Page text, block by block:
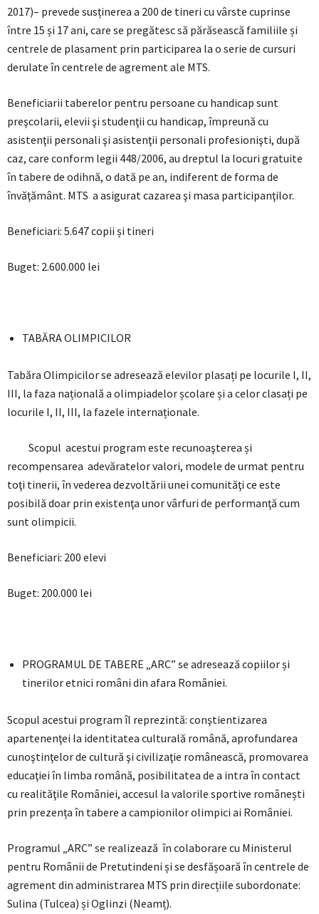
2017)– prevede susținerea a 200 de tineri cu vârste cuprinse
între 15 și 17 ani, care se pregătesc să părăsească familiile și
centrele de plasament prin participarea la o serie de cursuri
derulate în centrele de agrement ale MTS.
Beneficiarii taberelor pentru persoane cu handicap sunt
preşcolarii, elevii şi studenţii cu handicap, împreună cu
asistenţii personali şi asistenţii personali profesionişti, după
caz, care conform legii 448/2006, au dreptul la locuri gratuite
în tabere de odihnă, o dată pe an, indiferent de forma de
învăţământ. MTS a asigurat cazarea şi masa participanţilor.
Beneficiari: 5.647 copii și tineri
Buget: 2.600.000 lei
TABĂRA OLIMPICILOR
Tabăra Olimpicilor se adresează elevilor plasați pe locurile I, II,
III, la faza națională a olimpiadelor școlare și a celor clasați pe
locurile I, II, III, la fazele internaționale.
Scopul acestui program este recunoaşterea și
recompensarea adevăratelor valori, modele de urmat pentru
toţi tinerii, în vederea dezvoltării unei comunităţi ce este
posibilă doar prin existenţa unor vârfuri de performanţă cum
sunt olimpicii.
Beneficiari: 200 elevi
Buget: 200.000 lei
PROGRAMUL DE TABERE „ARC” se adresează copiilor și
tinerilor etnici români din afara României.
Scopul acestui program îl reprezintă: conştientizarea
apartenenţei la identitatea culturală română, aprofundarea
cunoştinţelor de cultură şi civilizaţie românească, promovarea
educaţiei în limba română, posibilitatea de a intra în contact
cu realităţile României, accesul la valorile sportive românești
prin prezența în tabere a campionilor olimpici ai României.
Programul „ARC” se realizează în colaborare cu Ministerul
pentru Românii de Pretutindeni și se desfășoară în centrele de
agrement din administrarea MTS prin direcțiile subordonate:
Sulina (Tulcea) și Oglinzi (Neamț).